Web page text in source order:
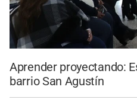
Aprender proyectando:
barrio San Agustín